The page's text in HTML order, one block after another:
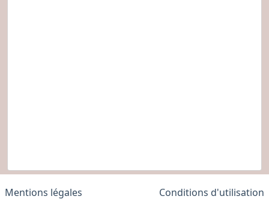
Mentions légales Conditions d'utilisation